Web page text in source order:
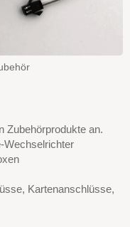
Zubehörprodukte an.
Wechselrichter
Kartenanschlüsse,